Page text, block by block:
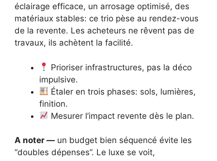
éclairage efficace, un arrosage optimisé, des
matériaux stables: ce trio pèse au rendez-vous
de la revente. Les acheteurs ne rêvent pas de
travaux, ils achètent la facilité.
Prioriser infrastructures, pas la déco
impulsive.
Étaler en trois phases: sols, lumières,
finition.
Mesurer l’impact revente dès le plan.
A noter — un budget bien séquencé évite les
“doubles dépenses”. Le luxe se voit,